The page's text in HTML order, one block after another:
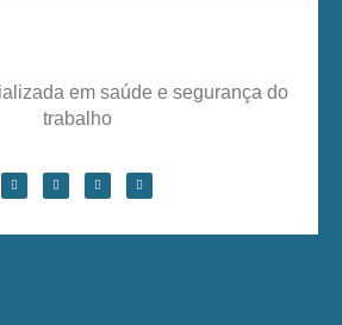
em saúde e segurança do
trabalho